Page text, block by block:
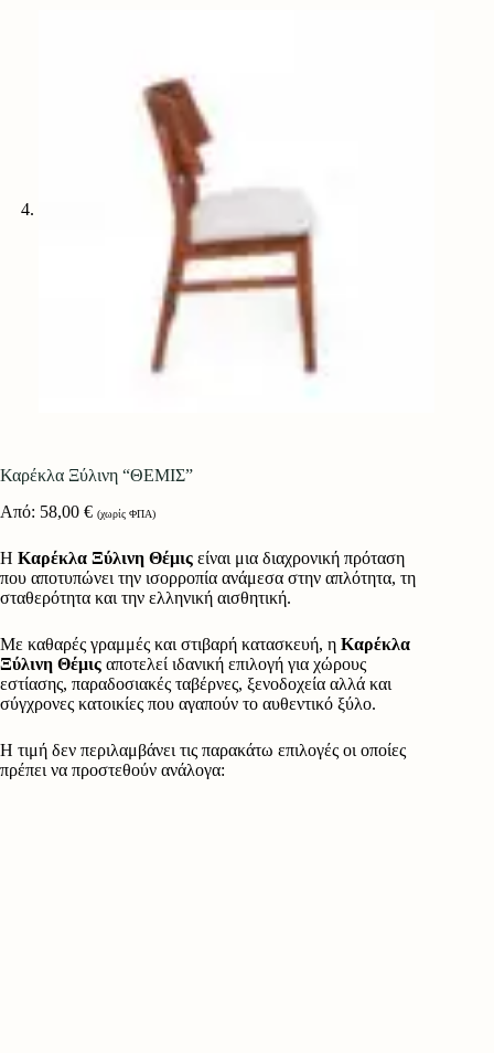
Καρέκλα Ξύλινη “ΘΕΜΙΣ”
Από: 58,00 € (χωρίς ΦΠΑ)
Η Καρέκλα Ξύλινη Θέμις είναι μια διαχρονική πρόταση
που αποτυπώνει την ισορροπία ανάμεσα στην απλότητα, τη
σταθερότητα και την ελληνική αισθητική.
Με καθαρές γραμμές και στιβαρή κατασκευή, η Καρέκλα
Ξύλινη Θέμις αποτελεί ιδανική επιλογή για χώρους
εστίασης, παραδοσιακές ταβέρνες, ξενοδοχεία αλλά και
σύγχρονες κατοικίες που αγαπούν το αυθεντικό ξύλο.
Η τιμή δεν περιλαμβάνει τις παρακάτω επιλογές οι οποίες
πρέπει να προστεθούν ανάλογα: